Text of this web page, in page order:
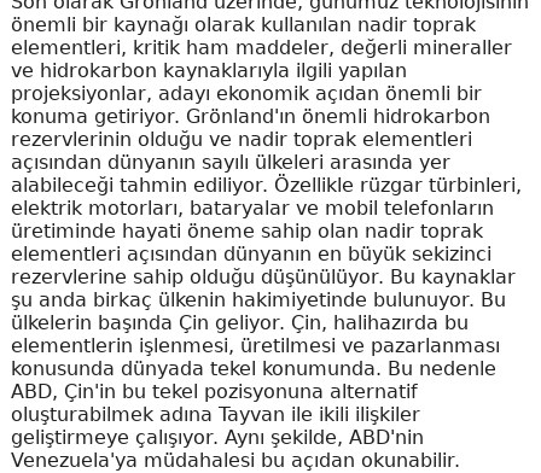
önemli bir kaynağı olarak kullanılan nadir toprak
elementleri, kritik ham maddeler, değerli mineraller
ve hidrokarbon kaynaklarıyla ilgili yapılan
projeksiyonlar, adayı ekonomik açıdan önemli bir
konuma getiriyor. Grönland'ın önemli hidrokarbon
rezervlerinin olduğu ve nadir toprak elementleri
açısından dünyanın sayılı ülkeleri arasında yer
alabileceği tahmin ediliyor. Özellikle rüzgar türbinleri,
elektrik motorları, bataryalar ve mobil telefonların
üretiminde hayati öneme sahip olan nadir toprak
elementleri açısından dünyanın en büyük sekizinci
rezervlerine sahip olduğu düşünülüyor. Bu kaynaklar
şu anda birkaç ülkenin hakimiyetinde bulunuyor. Bu
ülkelerin başında Çin geliyor. Çin, halihazırda bu
elementlerin işlenmesi, üretilmesi ve pazarlanması
konusunda dünyada tekel konumunda. Bu nedenle
ABD, Çin'in bu tekel pozisyonuna alternatif
oluşturabilmek adına Tayvan ile ikili ilişkiler
geliştirmeye çalışıyor. Aynı şekilde, ABD'nin
Venezuela'ya müdahalesi bu açıdan okunabilir.